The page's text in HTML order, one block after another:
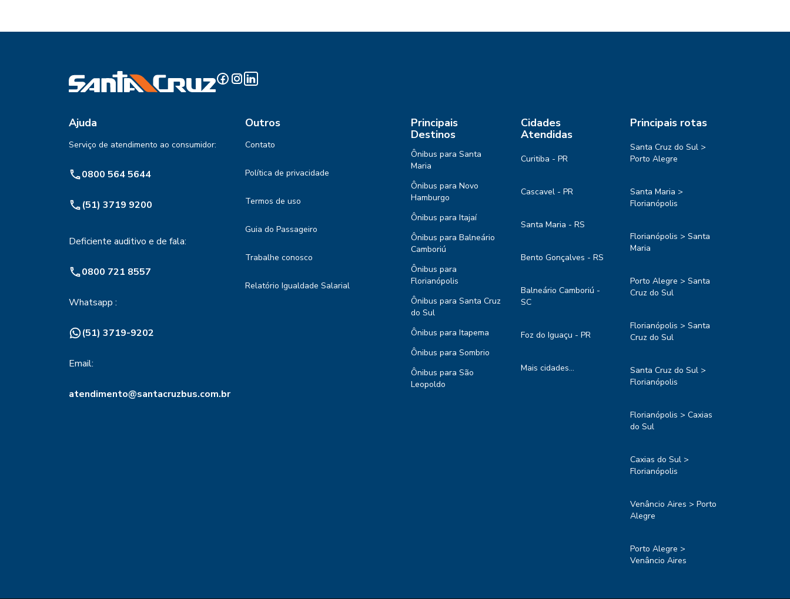
Ajuda
Serviço de atendimento ao consumidor:
0800 564 5644
(51) 3719 9200
Deficiente auditivo e de fala:
0800 721 8557
Whatsapp :
(51) 3719-9202
Email:
atendimento@santacruzbus.com.br
Outros
Contato
Política de privacidade
Termos de uso
Guia do Passageiro
Trabalhe conosco
Relatório Igualdade Salarial
Principais
Destinos
Ônibus para Santa
Maria
Ônibus para Novo
Hamburgo
Ônibus para Itajaí
Ônibus para Balneário
Camboriú
Ônibus para
Florianópolis
Ônibus para Santa Cruz
do Sul
Ônibus para Itapema
Ônibus para Sombrio
Ônibus para São
Leopoldo
Cidades
Atendidas
Curitiba - PR
Cascavel - PR
Santa Maria - RS
Bento Gonçalves - RS
Balneário Camboriú -
SC
Foz do Iguaçu - PR
Mais cidades...
Principais rotas
Santa Cruz do Sul >
Porto Alegre
Santa Maria >
Florianópolis
Florianópolis > Santa
Maria
Porto Alegre > Santa
Cruz do Sul
Florianópolis > Santa
Cruz do Sul
Santa Cruz do Sul >
Florianópolis
Florianópolis > Caxias
do Sul
Caxias do Sul >
Florianópolis
Venâncio Aires > Porto
Alegre
Porto Alegre >
Venâncio Aires